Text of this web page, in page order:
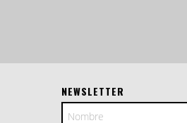
NEWSLETTER